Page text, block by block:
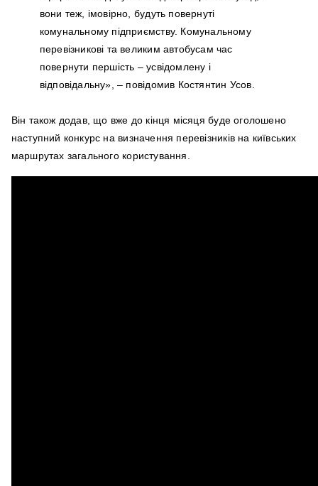
вони теж, імовірно, будуть повернуті
комунальному підприємству. Комунальному
перевізникові та великим автобусам час
повернути першість – усвідомлену і
відповідальну», – повідомив Костянтин Усов.
Він також додав, що вже до кінця місяця буде оголошено
наступний конкурс на визначення перевізників на київських
маршрутах загального користування.